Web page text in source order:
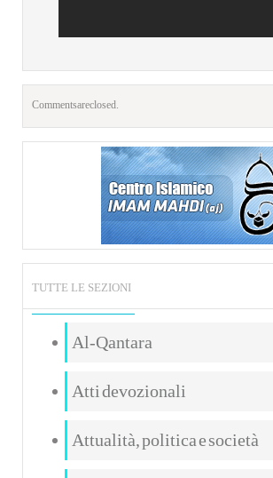
Comments are closed.
TUTTE LE SEZIONI
Al-Qantara
Atti devozionali
Attualità, politica e società